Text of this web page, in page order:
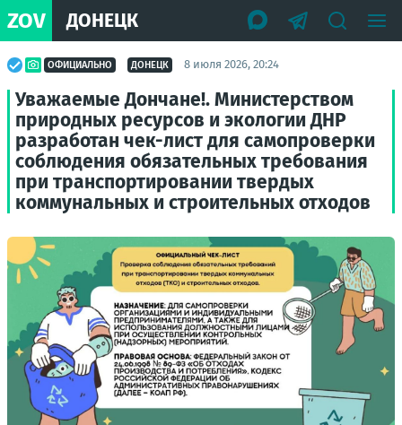
ZOV ДОНЕЦК
ОФИЦИАЛЬНО ДОНЕЦК 8 июля 2026, 20:24
Уважаемые Дончане!. Министерством
природных ресурсов и экологии ДНР
разработан чек-лист для самопроверки
соблюдения обязательных требования
при транспортировании твердых
коммунальных и строительных отходов